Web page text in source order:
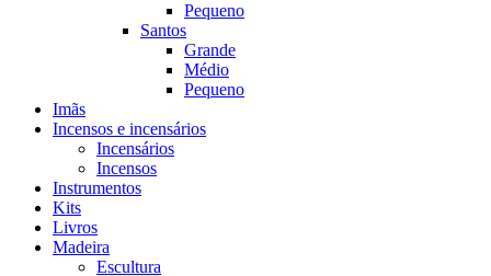
Pequeno
Santos
Grande
Médio
Pequeno
Imãs
Incensos e incensários
Incensários
Incensos
Instrumentos
Kits
Livros
Madeira
Escultura